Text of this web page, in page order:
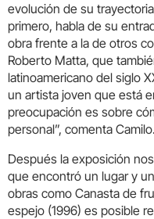
evolución de su
primero, habla de su
obra frente a la de otros
Roberto Matta, que
latinoamericano del siglo
un artista joven que está
preocupación es sobre
personal”, comenta Camilo.
Después la exposición
que encontró un lugar y
obras como Canasta de
espejo (1996) es posible